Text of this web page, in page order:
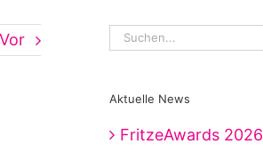
Vor
Suche
Aktuelle News
FritzeAwards 2026